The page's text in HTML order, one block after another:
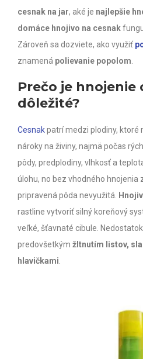
cesnak na jar, aké je najlepšie
domáce hnojivo na cesnak
Zároveň sa dozviete, ako využiť
znamená polievanie popolom
Prečo je hnojenie
dôležité?
Cesnakpatrí medzi plodiny, ktoré
nároky na živiny, najmä počas
pôdy, predplodiny, vlhkosť a
úlohu, no bez vhodného hnojenia
pripravená pôda nevyužitá.
rastline vytvoriť silný koreňový
veľké, šťavnaté cibule.
predovšetkým žltnutím listov,
hlavičkami